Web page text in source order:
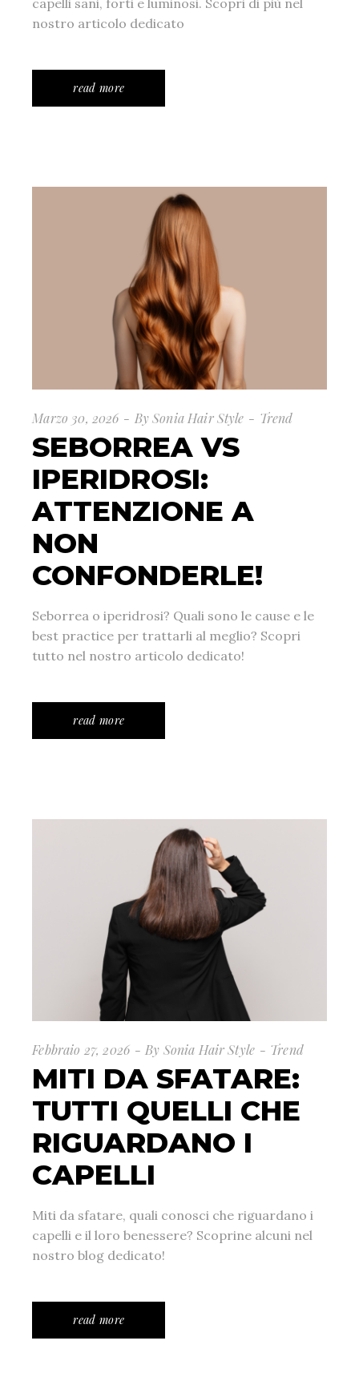
capelli sani, forti e luminosi. Scopri di più nel
nostro articolo dedicato
read more
Marzo 30, 2026 BySonia Hair Style Trend
SEBORREA VS
IPERIDROSI:
ATTENZIONE A
NON
CONFONDERLE!
Seborrea o iperidrosi? Quali sono le cause e le
best practice per trattarli al meglio? Scopri
tutto nel nostro articolo dedicato!
read more
Febbraio 27, 2026 By Sonia Hair Style Trend
MITI DA SFATARE:
TUTTI QUELLI CHE
RIGUARDANO I
CAPELLI
Miti da sfatare, quali conosci che riguardano i
capelli e il loro benessere? Scoprine alcuni nel
nostro blog dedicato!
read more